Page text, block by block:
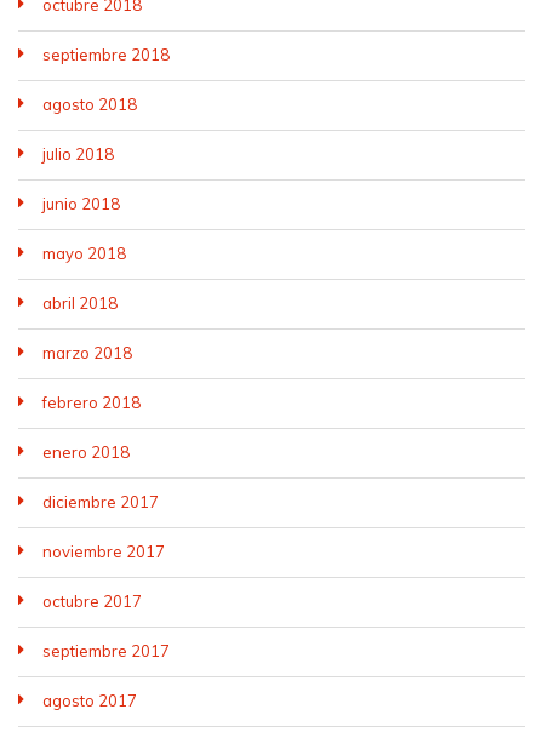
octubre 2018
septiembre 2018
agosto 2018
julio 2018
junio 2018
mayo 2018
abril 2018
marzo 2018
febrero 2018
enero 2018
diciembre 2017
noviembre 2017
octubre 2017
septiembre 2017
agosto 2017